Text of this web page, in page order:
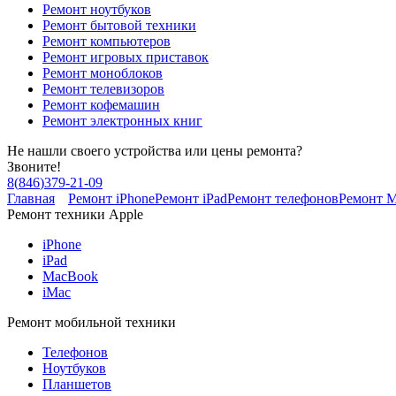
Ремонт ноутбуков
Ремонт бытовой техники
Ремонт компьютеров
Ремонт игровых приставок
Ремонт моноблоков
Ремонт телевизоров
Ремонт кофемашин
Ремонт электронных книг
Не нашли своего устройства или цены ремонта?
Звоните!
8(846)379-21-09
Главная
Ремонт iPhoneРемонт iPadРемонт телефоновРемонт
Ремонт техники Apple
iPhone
iPad
MacBook
iMac
Ремонт мобильной техники
Телефонов
Ноутбуков
Планшетов